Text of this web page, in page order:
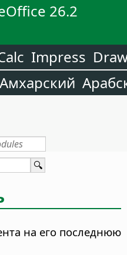
26.2
Impress
Амхарский
на его последнюю